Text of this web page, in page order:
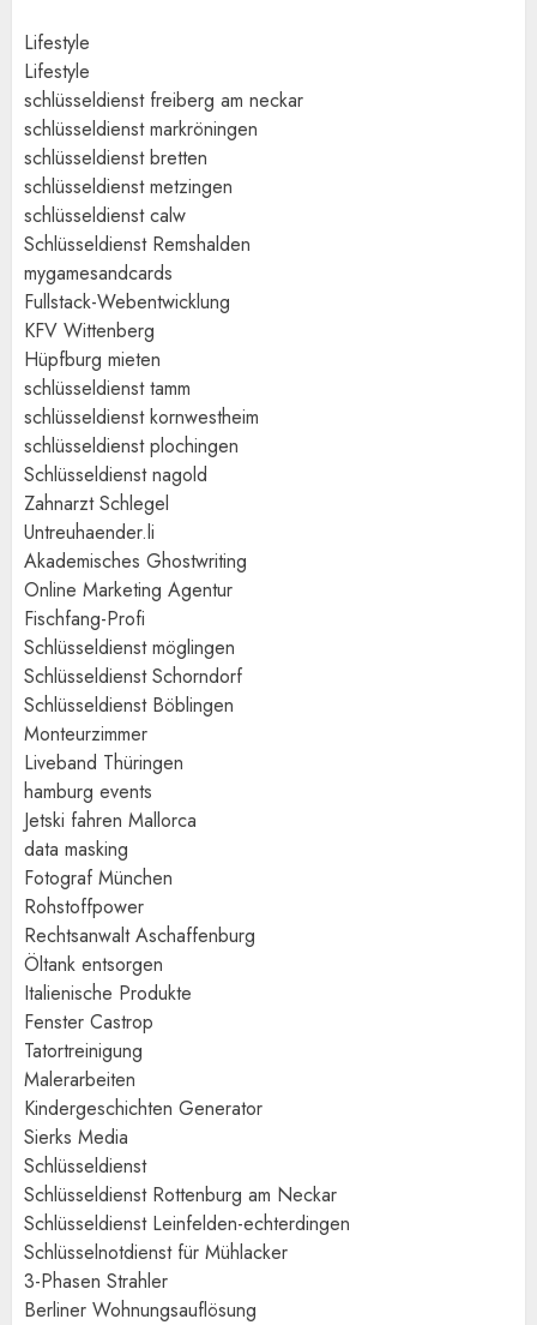
Lifestyle
Lifestyle
schlüsseldienst freiberg am neckar
schlüsseldienst markröningen
schlüsseldienst bretten
schlüsseldienst metzingen
schlüsseldienst calw
Schlüsseldienst Remshalden
mygamesandcards
Fullstack-Webentwicklung
KFV Wittenberg
Hüpfburg mieten
schlüsseldienst tamm
schlüsseldienst kornwestheim
schlüsseldienst plochingen
Schlüsseldienst nagold
Zahnarzt Schlegel
Untreuhaender.li
Akademisches Ghostwriting
Online Marketing Agentur
Fischfang-Profi
Schlüsseldienst möglingen
Schlüsseldienst Schorndorf
Schlüsseldienst Böblingen
Monteurzimmer
Liveband Thüringen
hamburg events
Jetski fahren Mallorca
data masking
Fotograf München
Rohstoffpower
Rechtsanwalt Aschaffenburg
Öltank entsorgen
Italienische Produkte
Fenster Castrop
Tatortreinigung
Malerarbeiten
Kindergeschichten Generator
Sierks Media
Schlüsseldienst
Schlüsseldienst Rottenburg am Neckar
Schlüsseldienst Leinfelden-echterdingen
Schlüsselnotdienst für Mühlacker
3-Phasen Strahler
Berliner Wohnungsauflösung